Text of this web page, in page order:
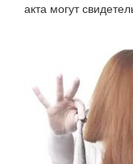
акта могут